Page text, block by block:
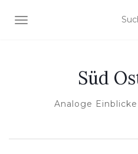
NAVIGATION
Süd
Analoge